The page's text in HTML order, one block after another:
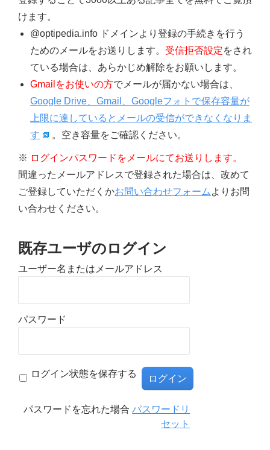
けます。
@optipedia.info ドメインより登録の手続きを行う
ためのメールをお送りします。 受信拒否設定をされ
ている場合は、あらかじめ解除をお願いします。
Gmailをお使いの方でメールが届かない場合は、
Google Drive、Gmail、Googleフォトで保存容量が
上限に達しているとメールの受信ができなくなりま
す
。空き容量をご確認ください。
※ ログインパスワードをメールにてお送りします。
間違ったメールアドレスで登録された場合は、改めて
ご登録していただくかお問い合わせフォーム よりお問
い合わせください。
既存ユーザのログイン
ユーザー名またはメールアドレス
パスワード
ログイン状態を保存する
パスワードを忘れた場合パスワードリ
セット